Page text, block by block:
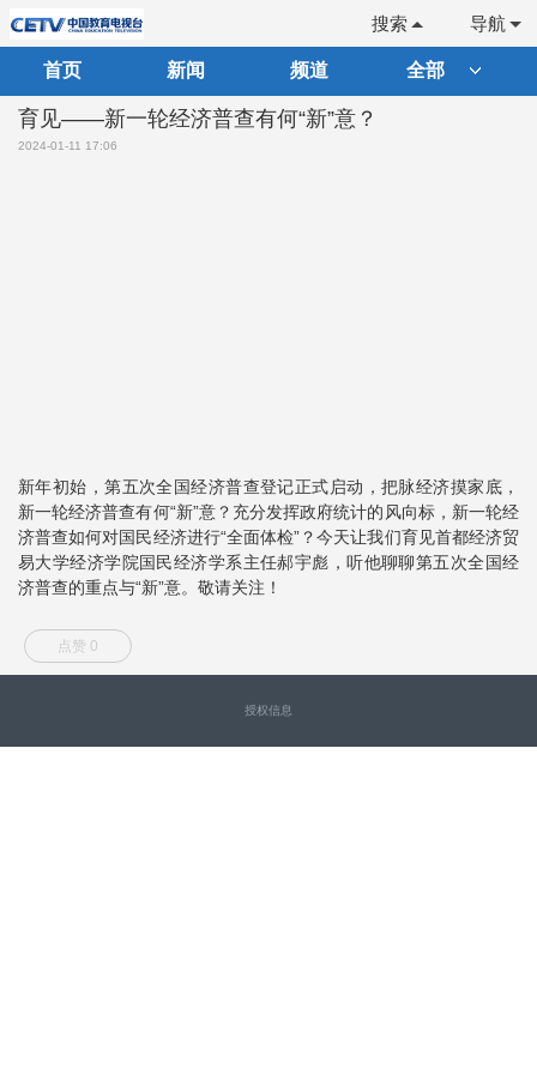
导航
搜索
首页 新闻 频道 全部
育见——新一轮经济普查有何“新”意？
2024-01-11 17:06
新年初始，第五次全国经济普查登记正式启动，把脉经济摸家底，
新一轮经济普查有何“新”意？充分发挥政府统计的风向标，新一轮经
济普查如何对国民经济进行“全面体检”？今天让我们育见首都经济贸
易大学经济学院国民经济学系主任郝宇彪，听他聊聊第五次全国经
济普查的重点与“新”意。敬请关注！
点赞 0
授权信息